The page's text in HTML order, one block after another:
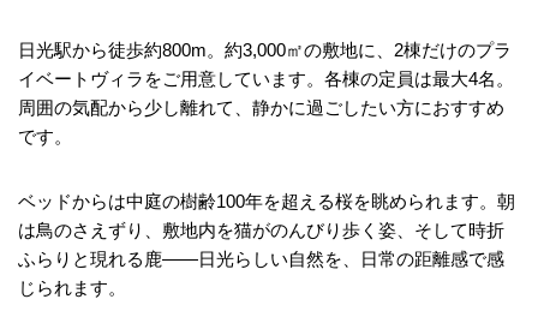
日光駅から徒歩約800m。約3,000㎡の敷地に、2棟だけのプラ
イベートヴィラをご用意しています。各棟の定員は最大4名。
周囲の気配から少し離れて、静かに過ごしたい方におすすめ
です。
ベッドからは中庭の樹齢100年を超える桜を眺められます。朝
は鳥のさえずり、敷地内を猫がのんびり歩く姿、そして時折
ふらりと現れる鹿――日光らしい自然を、日常の距離感で感
じられます。